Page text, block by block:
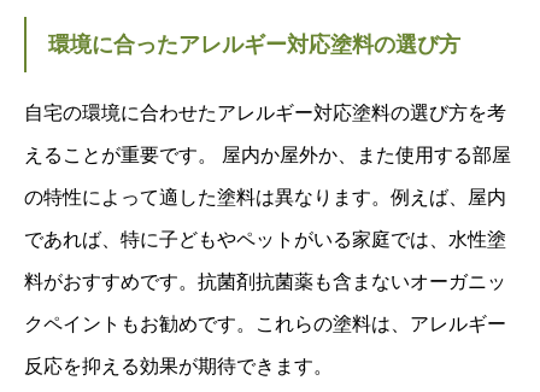
環境に合ったアレルギー対応塗料の選び方
自宅の環境に合わせたアレルギー対応塗料の選び方を考
えることが重要です。 屋内か屋外か、また使用する部屋
の特性によって適した塗料は異なります。例えば、屋内
であれば、特に子どもやペットがいる家庭では、水性塗
料がおすすめです。抗菌剤抗菌薬も含まないオーガニッ
クペイントもお勧めです。これらの塗料は、アレルギー
反応を抑える効果が期待できます。